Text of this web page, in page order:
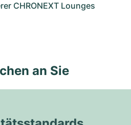
CHRONEXT Lounges
an Sie